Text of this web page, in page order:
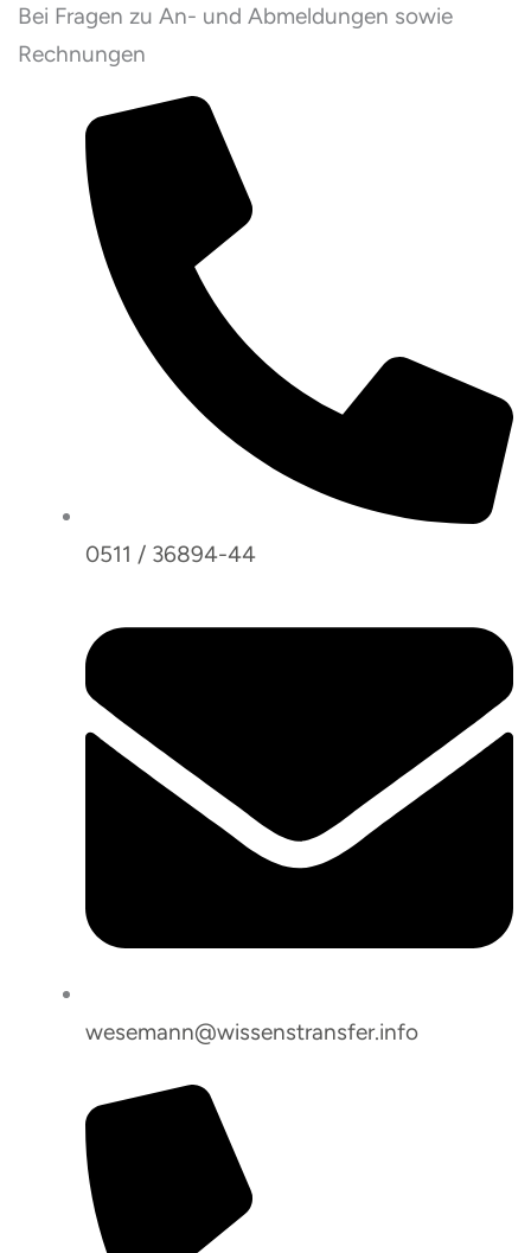
Bei Fragen zu An- und Abmeldungen sowie
Rechnungen
0511 / 36894-44
wesemann@wissenstransfer.info